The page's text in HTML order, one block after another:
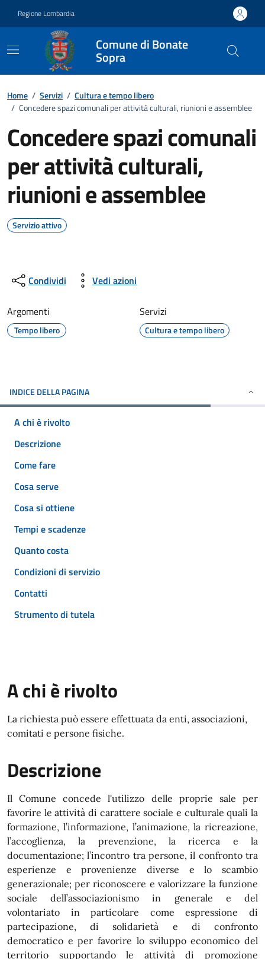
Regione Lombardia
Comune di Bonate
Sopra
Home / Servizi / Cultura e tempo libero
/ Concedere spazi comunali per attività culturali, riunioni e assemblee
Concedere spazi comunali
per attività culturali,
riunioni e assemblee
Servizio attivo
Condividi Vedi azioni
Argomenti
Tempo libero
Servizi
Cultura e tempo libero
INDICE DELLA PAGINA
A chi è rivolto
Descrizione
Come fare
Cosa serve
Cosa si ottiene
Tempi e scadenze
Quanto costa
Condizioni di servizio
Contatti
Strumento di tutela
A chi è rivolto
La richiesta può essere effettuata da enti, associazioni,
comitati e persone fisiche.
Descrizione
Il Comune concede l'utilizzo delle proprie sale per
favorire le attività di carattere sociale e culturale quali la
formazione, l’informazione, l’animazione, la ricreazione,
l’accoglienza, la prevenzione, la ricerca e la
documentazione; l’incontro tra persone, il confronto tra
esperienze e provenienze diverse e lo scambio
generazionale; per riconoscere e valorizzare la funzione
sociale dell’associazionismo in generale e del
volontariato in particolare come espressione di
partecipazione, di solidarietà e di confronto
democratico e per favorire lo sviluppo economico del
territorio supportando le attività di promozione